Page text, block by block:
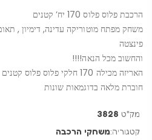
הרכבת פלוס פלוס 170 יח’ קטנים
משחק מפתח מוטוריקה עדינה, דימיון ,
פינצטה
והחשוב מכל הנאה!!!!
האריזה מכילה 170 חלקי פלוס פלוס קטנים
חוברת מלאה בדוגמאות שונות
מק"ט 3828
קטגוריה:משחקי הרכבה